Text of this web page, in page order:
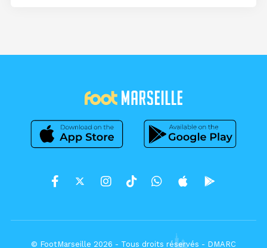
© FootMarseille 2026 - Tous droits réservés - DMARC